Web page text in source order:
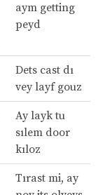
aym getting
peyd
Dets cast dı
vey layf gouz
Ay layk tu
sılem door
kıloz
Tırast mi, ay